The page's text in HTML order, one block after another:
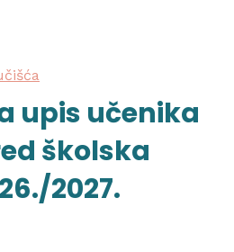
upis učenika
školska
2027.